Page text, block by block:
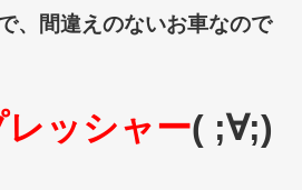
、間違えのないお車なので
ッシャー( ;∀;)